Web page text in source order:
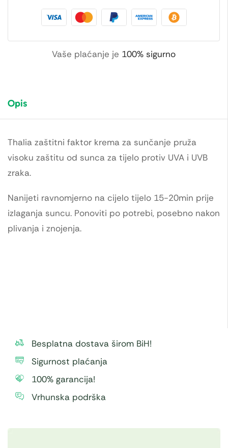
Vaše plaćanje je 100% sigurno
Opis
Thalia zaštitni faktor krema za sunčanje pruža
visoku zaštitu od sunca za tijelo protiv UVA i UVB
zraka.
Nanijeti ravnomjerno na cijelo tijelo 15-20min prije
izlaganja suncu. Ponoviti po potrebi, posebno nakon
plivanja i znojenja.
Besplatna dostava širom BiH!
Sigurnost plaćanja
100% garancija!
Vrhunska podrška